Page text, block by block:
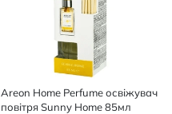
Areon Home Perfume освіжувач
повітря Sunny Home 85мл